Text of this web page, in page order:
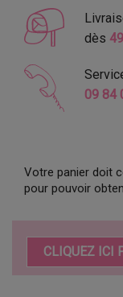
dès
09 84
Votre panier doit
pour pouvoir
CLIQUEZ ICI